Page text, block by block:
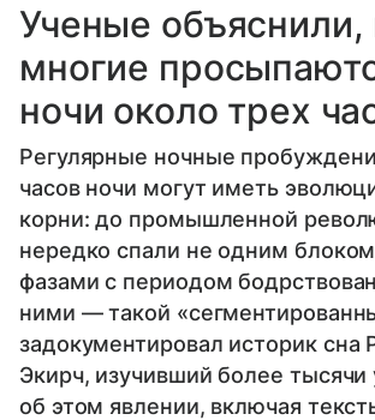
Ученые объяснили,
многие
ночи около трех
Регулярные ночные
часов ночи могут иметь
корни: до промышленной
нередко спали не одним
фазами с периодом
ними — такой
задокументировал историк сна
Экирч, изучивший более
об этом явлении, включая